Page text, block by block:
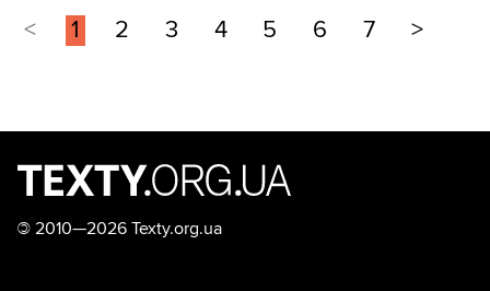
< 1 2 3 4 5 6 7 >
© 2010—2026 Texty.org.ua